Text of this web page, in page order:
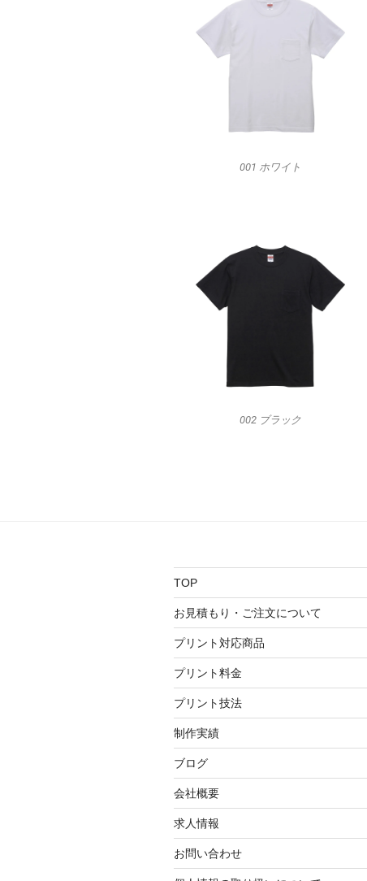
001 ホワイト
002 ブラック
TOP
お見積もり・ご注文について
プリント対応商品
プリント料金
プリント技法
制作実績
ブログ
会社概要
求人情報
お問い合わせ